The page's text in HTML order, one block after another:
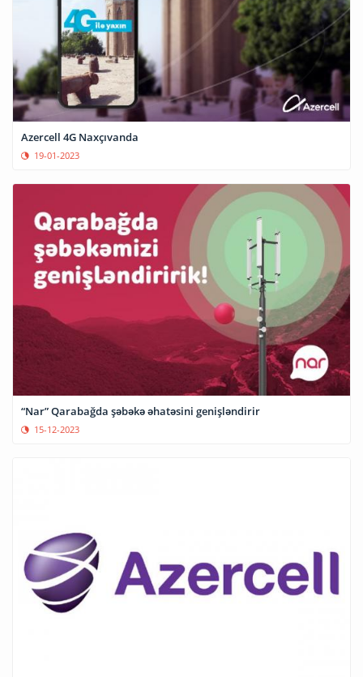
Azercell 4G Naxçıvanda
19-01-2023
“Nar” Qarabağda şəbəkə əhatəsini genişləndirir
15-12-2023